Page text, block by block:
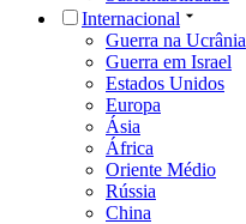
Internacional
Guerra na Ucrânia
Guerra em Israel
Estados Unidos
Europa
Ásia
África
Oriente Médio
Rússia
China